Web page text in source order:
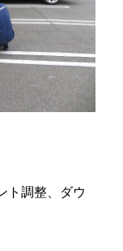
ト調整、ダウ